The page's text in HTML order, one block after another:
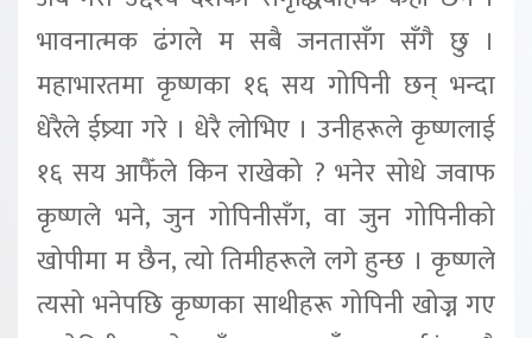
भावनात्मक ढंगले म सबै जनतासँग सँगै छु ।
महाभारतमा कृष्णका १६ सय गोपिनी छन् भन्दा
धेरैले ईष्र्या गरे । धेरै लोभिए । उनीहरूले कृष्णलाई
१६ सय आफैँले किन राखेको ? भनेर सोधे जवाफ
कृष्णले भने, जुन गोपिनीसँग, वा जुन गोपिनीको
खोपीमा म छैन, त्यो तिमीहरूले लगे हुन्छ । कृष्णले
त्यसो भनेपछि कृष्णका साथीहरू गोपिनी खोज्न गए